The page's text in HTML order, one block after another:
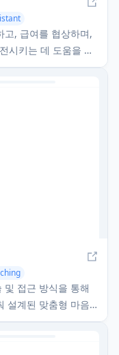
, 급여를 협상하며,
시키는 데 도움을 주
및 접근 방식을 통해
설계된 맞춤형 마음챙